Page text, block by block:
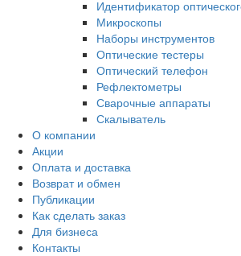
Идентификатор
Микроскопы
Наборы инструментов
Оптические тестеры
Оптический телефон
Рефлектометры
Сварочные аппараты
Скалыватель
О компании
Акции
Оплата и доставка
Возврат и обмен
Публикации
Как сделать заказ
Для бизнеса
Контакты